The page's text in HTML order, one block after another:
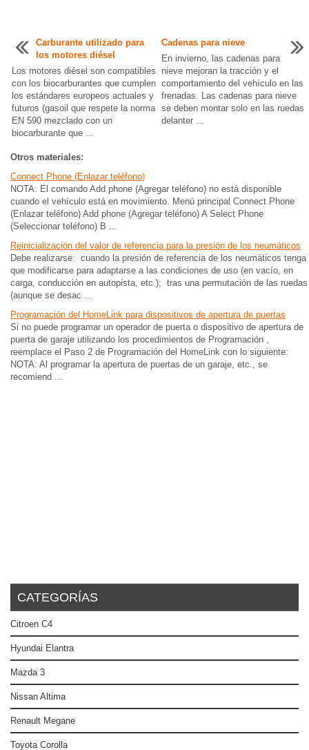
Carburante utilizado para
los motores diésel
Los motores diésel son compatibles
con los biocarburantes que cumplen
los estándares europeos actuales y
futuros (gasoil que respete la norma
EN 590 mezclado con un
biocarburante que ...
Cadenas para nieve
En invierno, las cadenas para
nieve mejoran la tracción y el
comportamiento del vehículo en las
frenadas. Las cadenas para nieve
se deben montar solo en las ruedas
delanter ...
Otros materiales:
Connect Phone (Enlazar teléfono)
NOTA: El comando Add phone (Agregar teléfono) no está disponible
cuando el vehículo está en movimiento. Menú principal Connect Phone
(Enlazar teléfono) Add phone (Agregar teléfono) A Select Phone
(Seleccionar teléfono) B ...
Reinicialización del valor de referencia para la presión de los neumáticos
Debe realizarse: cuando la presión de referencia de los neumáticos tenga
que modificarse para adaptarse a las condiciones de uso (en vacío, en
carga, conducción en autopista, etc.); tras una permutación de las ruedas
(aunque se desac ...
Programación del HomeLink para dispositivos de apertura de puertas
Si no puede programar un operador de puerta o dispositivo de apertura de
puerta de garaje utilizando los procedimientos de Programación ,
reemplace el Paso 2 de Programación del HomeLink con lo siguiente:
NOTA: Al programar la apertura de puertas de un garaje, etc., se
recomiend ...
CATEGORÍAS
Citroen C4
Hyundai Elantra
Mazda 3
Nissan Altima
Renault Megane
Toyota Corolla